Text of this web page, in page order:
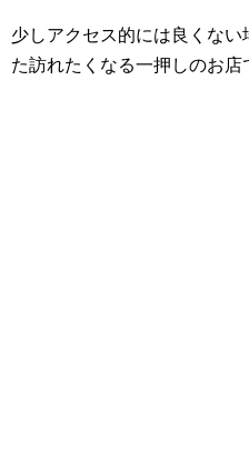
少しアクセス的には良くな
た訪れたくなる一押しのお店